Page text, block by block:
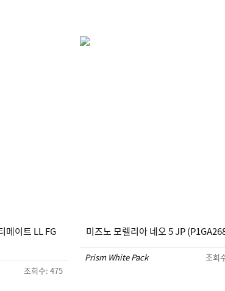
메이트 LL FG
조회수: 475
미즈노 모렐리아 네오 5 JP
Prism White Pack 조회